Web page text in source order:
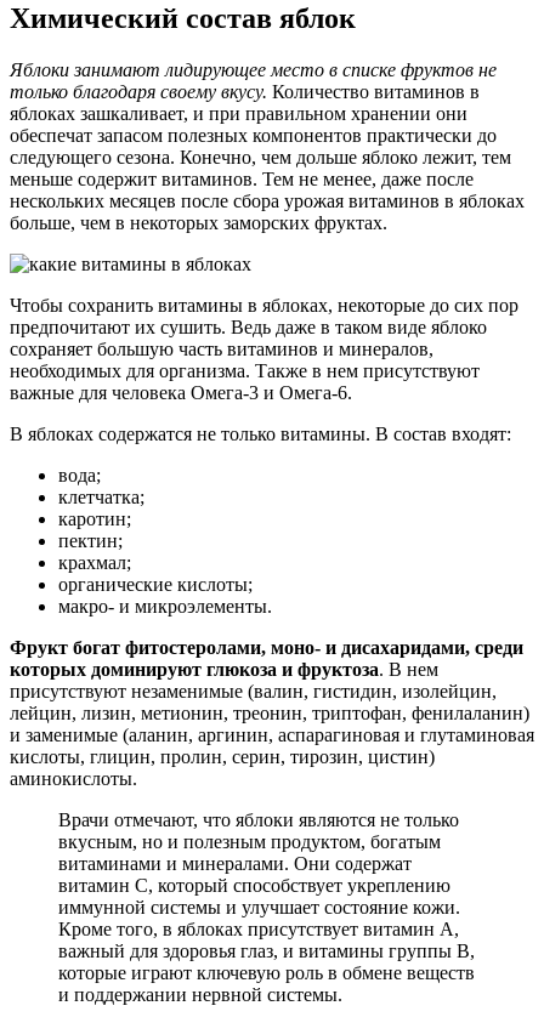
Химический состав яблок
Яблоки занимают лидирующее место в списке фруктов не
только благодаря своему вкусу. Количество витаминов в
яблоках зашкаливает, и при правильном хранении они
обеспечат запасом полезных компонентов практически до
следующего сезона. Конечно, чем дольше яблоко лежит, тем
меньше содержит витаминов. Тем не менее, даже после
нескольких месяцев после сбора урожая витаминов в яблоках
больше, чем в некоторых заморских фруктах.
Чтобы сохранить витамины в яблоках, некоторые до сих пор
предпочитают их сушить. Ведь даже в таком виде яблоко
сохраняет большую часть витаминов и минералов,
необходимых для организма. Также в нем присутствуют
важные для человека Омега-3 и Омега-6.
В яблоках содержатся не только витамины. В состав входят:
вода;
клетчатка;
каротин;
пектин;
крахмал;
органические кислоты;
макро- и микроэлементы.
Фрукт богат фитостеролами, моно- и дисахаридами, среди
которых доминируют глюкоза и фруктоза. В нем
присутствуют незаменимые (валин, гистидин, изолейцин,
лейцин, лизин, метионин, треонин, триптофан, фенилаланин)
и заменимые (аланин, аргинин, аспарагиновая и глутаминовая
кислоты, глицин, пролин, серин, тирозин, цистин)
аминокислоты.
Врачи отмечают, что яблоки являются не только
вкусным, но и полезным продуктом, богатым
витаминами и минералами. Они содержат
витамин C, который способствует укреплению
иммунной системы и улучшает состояние кожи.
Кроме того, в яблоках присутствует витамин A,
важный для здоровья глаз, и витамины группы B,
которые играют ключевую роль в обмене веществ
и поддержании нервной системы.